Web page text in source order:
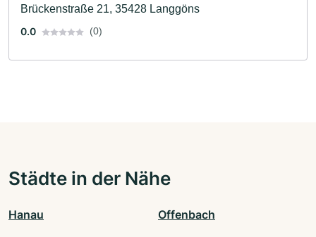
Brückenstraße 21, 35428 Langgöns
0.0
(0)
Städte in der Nähe
Hanau Offenbach